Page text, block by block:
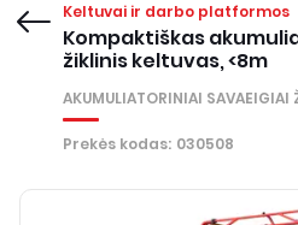
Keltuvai ir darbo platformos
Kompaktiškas
žiklinis keltuvas, <8m
AKUMULIATORINIAI SAVAEIGIAI
Prekės kodas: 030508